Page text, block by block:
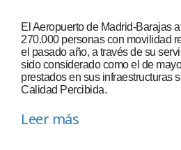
El Aeropuerto de Madrid-Barajas
270.000 personas con movilidad
el pasado año, a través de su
sido considerado como el de
prestados en sus infraestructuras
Calidad Percibida.
Leer más